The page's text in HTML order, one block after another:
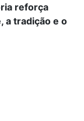
reforça
a tradição e o